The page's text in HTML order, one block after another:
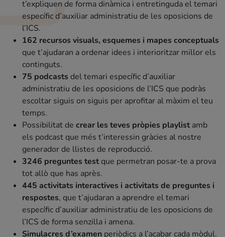
t’expliquen de forma dinàmica i entretinguda el temari
específic d’auxiliar administratiu de les oposicions de
l’ICS.
162 recursos visuals, esquemes i mapes conceptuals
que t’ajudaran a ordenar idees i interioritzar millor els
continguts.
75 podcasts del temari específic d’auxiliar
administratiu de les oposicions de l’ICS que podràs
escoltar siguis on siguis per aprofitar al màxim el teu
temps.
Possibilitat de crear les teves pròpies playlist amb
els podcast que més t’interessin gràcies al nostre
generador de llistes de reproducció.
3246 preguntes testque permetran posar-te a prova
tot allò que has après.
445 activitats interactives i activitats de preguntes i
respostes, que t’ajudaran a aprendre el temari
específic d’auxiliar administratiu de les oposicions de
l’ICS de forma senzilla i amena.
Simulacres d’examen periòdics a l’acabar cada mòdul.